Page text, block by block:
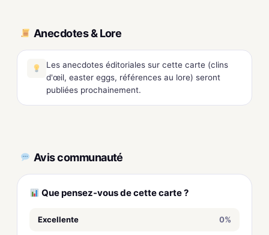
Anecdotes & Lore
Les anecdotes éditoriales sur cette carte (clins
d'œil, easter eggs, références au lore) seront
publiées prochainement.
Avis communauté
Que pensez-vous de cette carte ?
Excellente 0%